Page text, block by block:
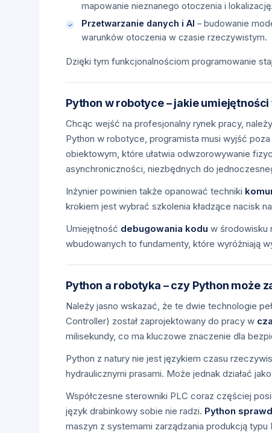
mapowanie nieznanego otoczenia i lokalizację.
Przetwarzanie danych i AI – budowanie
warunków otoczenia w czasie rzeczywistym.
Dzięki tym funkcjonalnościom programowanie
Python w robotyce – jakie
Chcąc wejść na profesjonalny rynek pracy,
Python w robotyce, programista musi wyjść
obiektowym, które ułatwia odwzorowywanie
asynchroniczności, niezbędnych do
Inżynier powinien także opanować techniki
krokiem jest wybrać szkolenia kładzące nacisk
Umiejętność debugowania kodu w środowisku
wbudowanych to fundamenty, które wyróżniają
Python a robotyka – czy Python może
Należy jasno wskazać, że te dwie technologie
Controller) został zaprojektowany do pracy w
milisekundy, co ma kluczowe znaczenie dla
Python z natury nie jest językiem czasu
hydraulicznymi prasami. Może jednak działać jako
Współczesne sterowniki PLC coraz częściej
język drabinkowy sobie nie radzi. Python
maszyn z systemami zarządzania produkcją typu